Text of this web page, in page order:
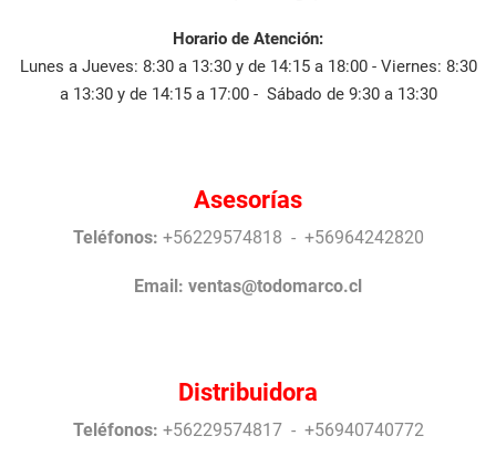
Horario de Atención:
Lunes a Jueves: 8:30 a 13:30 y de 14:15 a 18:00 - Viernes: 8:30
a 13:30 y de 14:15 a 17:00 - Sábado de 9:30 a 13:30
Asesorías
Teléfonos: +56229574818 - +56964242820
Email: ventas@todomarco.cl
Distribuidora
Teléfonos: +56229574817 - +56940740772